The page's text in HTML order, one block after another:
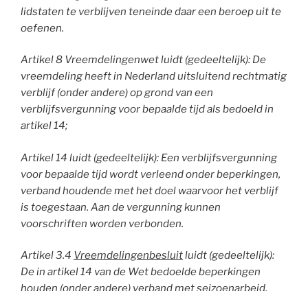
lidstaten te verblijven teneinde daar een beroep uit te
oefenen.
Artikel 8 Vreemdelingenwet luidt (gedeeltelijk): De
vreemdeling heeft in Nederland uitsluitend rechtmatig
verblijf (onder andere) op grond van een
verblijfsvergunning voor bepaalde tijd als bedoeld in
artikel 14;
Artikel 14 luidt (gedeeltelijk): Een verblijfsvergunning
voor bepaalde tijd wordt verleend onder beperkingen,
verband houdende met het doel waarvoor het verblijf
is toegestaan. Aan de vergunning kunnen
voorschriften worden verbonden.
Artikel 3.4 Vreemdelingenbesluitluidt (gedeeltelijk):
De in artikel 14 van de Wet bedoelde beperkingen
houden (onder andere) verband met seizoenarbeid.